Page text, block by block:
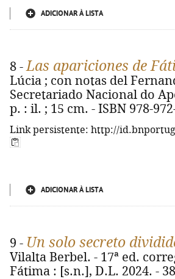
ADICIONAR À LISTA
8 -Las apariciones de
Lúcia ; con notas del
Secretariado Nacional do
p. : il. ; 15 cm. - ISBN 978-
Link persistente: http://
ADICIONAR À LISTA
9 - Un solo secreto
Vilalta Berbel. - 17ª ed.
Fátima : [s.n.], D.L. 2024. -